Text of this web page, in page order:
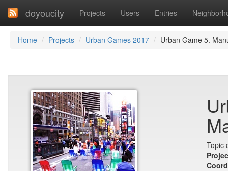
doyoucity Projects Users Entries
Home Projects Urban Games 2017 Urban Game 5.
Topic